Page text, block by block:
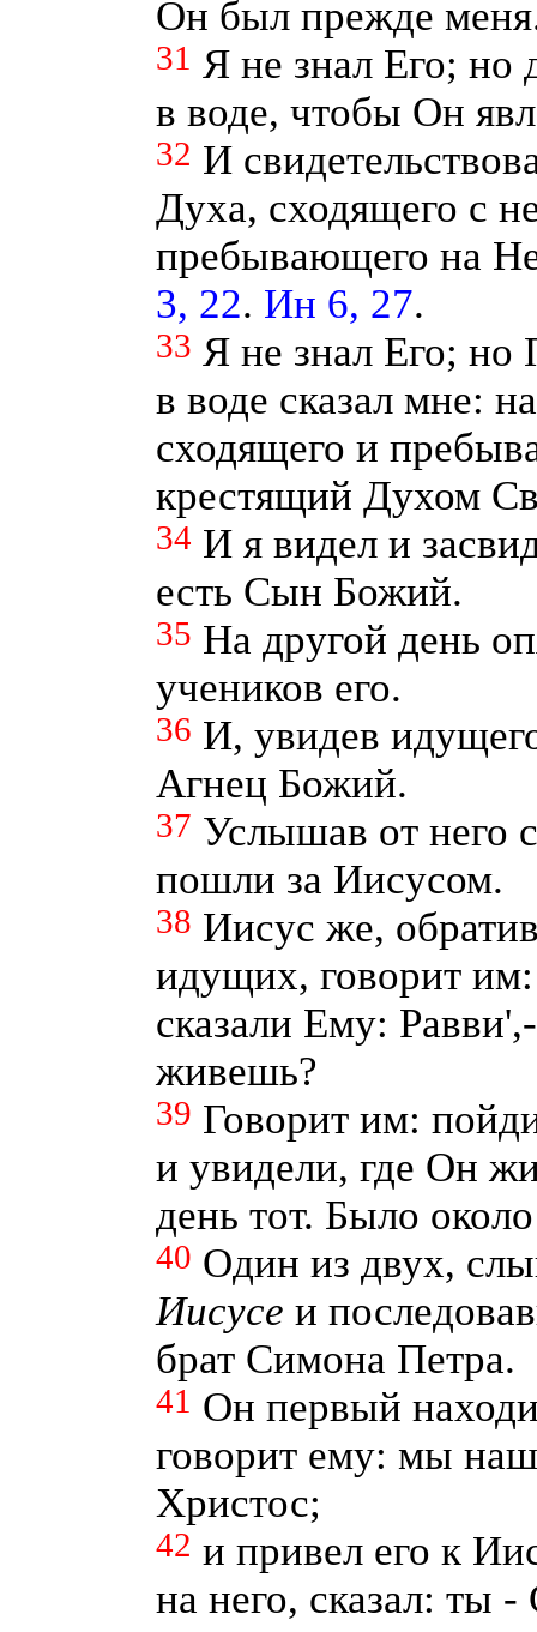
Он был прежде
31 Я не знал Его; но
в воде, чтобы Он
32 И
Духа, сходящего с
пребывающего на
3, 22. Ин 6, 27.
33 Я не знал Его; но
в воде сказал мне:
сходящего и
крестящий Духом
34 И я видел и
есть Сын Божий.
35 На другой день
учеников его.
36 И, увидев
Агнец Божий.
37 Услышав от него
пошли за Иисусом.
38 Иисус же,
идущих, говорит
сказали Ему:
живешь?
39 Говорит им:
и увидели, где Он
день тот. Было
40 Один из двух,
Иисусе и
брат Симона Петра.
41 Он первый
говорит ему: мы
Христос;
42 и привел его к
на него, сказал: